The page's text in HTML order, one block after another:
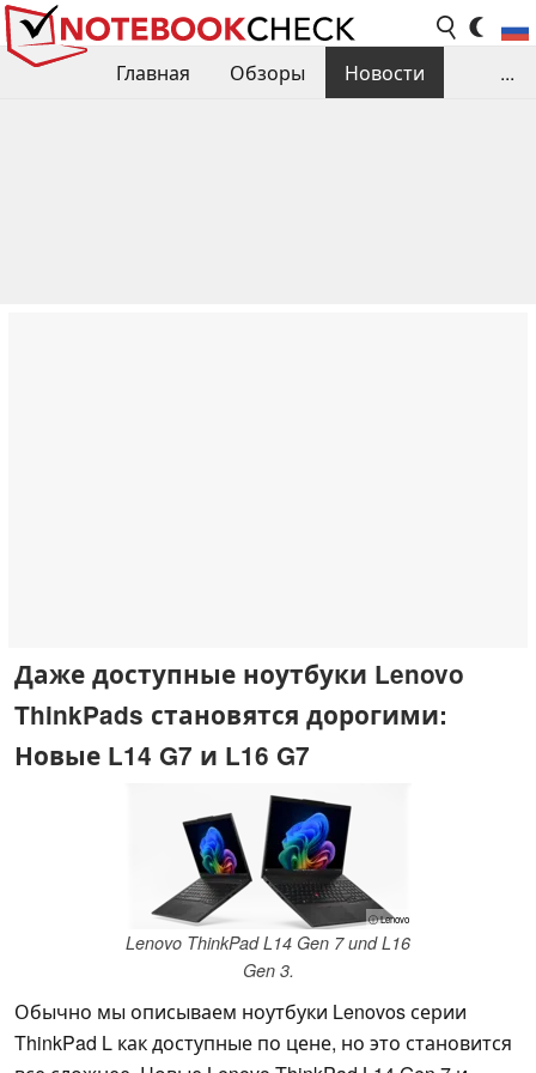
Главная Обзоры
Новости
...
Даже доступные ноутбуки Lenovo
ThinkPads становятся дорогими:
Новые L14 G7 и L16 G7
ⓘ Lenovo
Lenovo ThinkPad L14 Gen 7 und L16
Gen 3.
Обычно мы описываем ноутбуки Lenovos серии
ThinkPad L как доступные по цене, но это становится